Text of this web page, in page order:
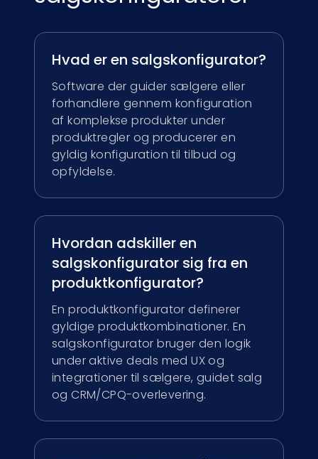
Hvad er en salgskonfigurator?
Software der guider sælgere eller
forhandlere gennem konfiguration
af komplekse produkter under
produktregler og producerer en
gyldig konfiguration til tilbud og
opfyldelse.
Hvordan adskiller en
salgskonfigurator sig fra en
produktkonfigurator?
En produktkonfigurator definerer
gyldige produktkombinationer. En
salgskonfigurator bruger den logik
under aktive deals med UX og
integrationer til sælgere, guidet salg
og CRM/CPQ-overlevering.